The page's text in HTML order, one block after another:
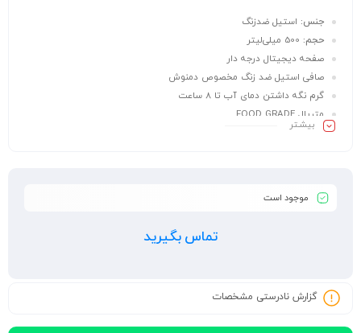
جنس: استیل ضدزنگ
حجم:
صفحه دیجیتال درجه دار
صافی استیل ضد زنگ مخصوص دمنوش
گرم نگه داشتن دمای آب تا 8 ساعت
متریال FOOD GRADE
رنگبندی جور
بیشـتر
موجود است
تماس بگیرید
گزارش نادرستی مشخصات